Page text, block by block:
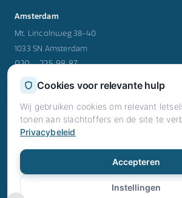
Amsterdam
Mt. Lincolnweg 38-40
1033 SN Amsterdam
020 - 225 98 87
Utrecht
Rijnzathe 12
3454 PV Utrecht
030 - 202 47 39
© 2026 RN Letselschade. Alle rechten
Privacy · Voorwaarden · Cookies ·
info@rnletselschade.nl
Cookies voor relevante hulp
Wij gebruiken cookies om relevant
tonen aan slachtoffers en de site te
Privacybeleid
Instellingen
Accepteren